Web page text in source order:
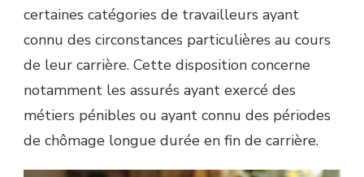
certaines catégories de travailleurs ayant
connu des circonstances particulières au cours
de leur carrière. Cette disposition concerne
notamment les assurés ayant exercé des
métiers pénibles ou ayant connu des périodes
de chômage longue durée en fin de carrière.